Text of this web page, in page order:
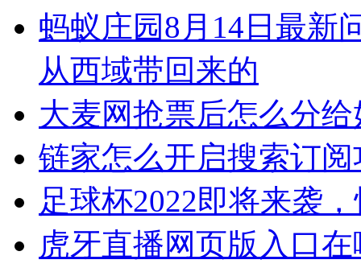
蚂蚁庄园8月14日最新
从西域带回来的
大麦网抢票后怎么分给
链家怎么开启搜索订阅
足球杯2022即将来袭
虎牙直播网页版入口在